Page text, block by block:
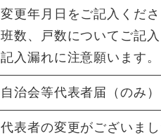
変更年月日をご記入くださ
班数、戸数についてご記入
記入漏れに注意願います。
自治会等代表者届（のみ）
代表者の変更がございま